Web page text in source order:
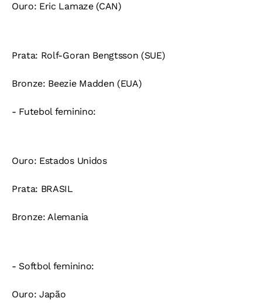
Ouro: Eric Lamaze (CAN)
Prata: Rolf-Goran Bengtsson (SUE)
Bronze: Beezie Madden (EUA)
- Futebol feminino:
Ouro: Estados Unidos
Prata: BRASIL
Bronze: Alemania
- Softbol feminino:
Ouro: Japão